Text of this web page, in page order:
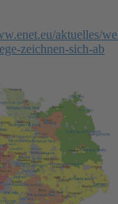
aktuelles/
zeichnen-sich-ab